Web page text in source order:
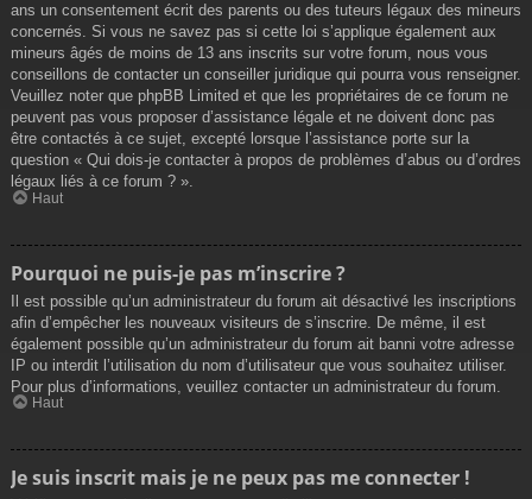
ans un consentement écrit des parents ou des tuteurs légaux des mineurs
concernés. Si vous ne savez pas si cette loi s’applique également aux
mineurs âgés de moins de 13 ans inscrits sur votre forum, nous vous
conseillons de contacter un conseiller juridique qui pourra vous renseigner.
Veuillez noter que phpBB Limited et que les propriétaires de ce forum ne
peuvent pas vous proposer d’assistance légale et ne doivent donc pas
être contactés à ce sujet, excepté lorsque l’assistance porte sur la
question « Qui dois-je contacter à propos de problèmes d’abus ou d’ordres
légaux liés à ce forum ? ».
Haut
Pourquoi ne puis-je pas m’inscrire ?
Il est possible qu’un administrateur du forum ait désactivé les inscriptions
afin d’empêcher les nouveaux visiteurs de s’inscrire. De même, il est
également possible qu’un administrateur du forum ait banni votre adresse
IP ou interdit l’utilisation du nom d’utilisateur que vous souhaitez utiliser.
Pour plus d’informations, veuillez contacter un administrateur du forum.
Haut
Je suis inscrit mais je ne peux pas me connecter !